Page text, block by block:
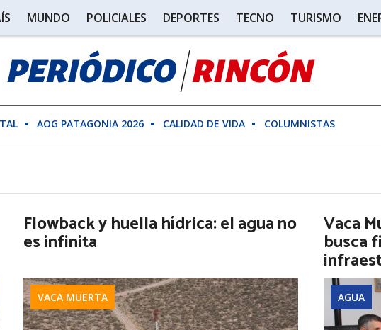
MUNDO POLICIALES DEPORTES TECNO TURISMO
AOG PATAGONIA 2026 CALIDAD DE VIDA COLUMNISTAS
Flowback y huella hídrica: el agua no
es infinita
VACA MUERTA
Vaca
busca
AGUA